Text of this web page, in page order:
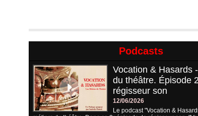
Podcasts
Vocation & Hasards
du théâtre. Épisode
régisseur son
12/06/2026
Le podcast "Vocation &